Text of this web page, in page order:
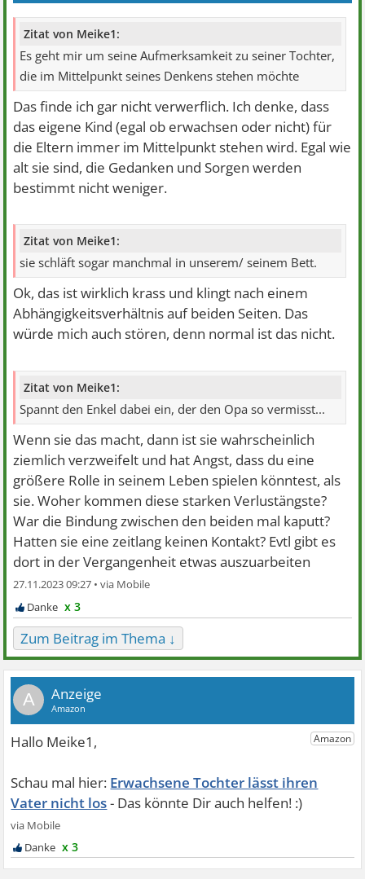
Zitat von Meike1:
Es geht mir um seine Aufmerksamkeit zu seiner Tochter,
die im Mittelpunkt seines Denkens stehen möchte
Das finde ich gar nicht verwerflich. Ich denke, dass
das eigene Kind (egal ob erwachsen oder nicht) für
die Eltern immer im Mittelpunkt stehen wird. Egal wie
alt sie sind, die Gedanken und Sorgen werden
bestimmt nicht weniger.
Zitat von Meike1:
sie schläft sogar manchmal in unserem/ seinem Bett.
Ok, das ist wirklich krass und klingt nach einem
Abhängigkeitsverhältnis auf beiden Seiten. Das
würde mich auch stören, denn normal ist das nicht.
Zitat von Meike1:
Spannt den Enkel dabei ein, der den Opa so vermisst...
Wenn sie das macht, dann ist sie wahrscheinlich
ziemlich verzweifelt und hat Angst, dass du eine
größere Rolle in seinem Leben spielen könntest, als
sie. Woher kommen diese starken Verlustängste?
War die Bindung zwischen den beiden mal kaputt?
Hatten sie eine zeitlang keinen Kontakt? Evtl gibt es
dort in der Vergangenheit etwas auszuarbeiten
27.11.2023 09:27 •
x 3
Zum Beitrag im Thema ↓
A
Erwachsene Tochter lässt ihren
Vater nicht los
x 3